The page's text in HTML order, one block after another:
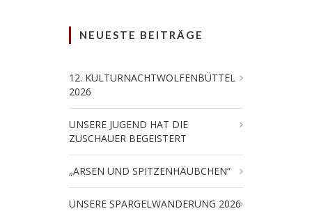
NEUESTE BEITRÄGE
12. KULTURNACHTWOLFENBÜTTEL
2026
UNSERE JUGEND HAT DIE
ZUSCHAUER BEGEISTERT
„ARSEN UND SPITZENHÄUBCHEN“
UNSERE SPARGELWANDERUNG 2026